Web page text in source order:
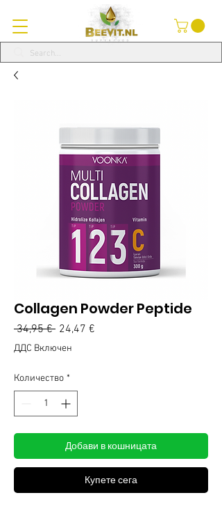
Collagen Powder Peptide
34,95 € Редовна
цена
24,47 €
ДДС Включен
Количество *
Добави в кошницата
Купете сега